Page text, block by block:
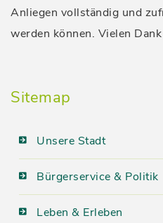
Anliegen vollständig und
werden können. Vielen
Sitemap
Unsere Stadt
Bürgerservice & Politik
Leben & Erleben